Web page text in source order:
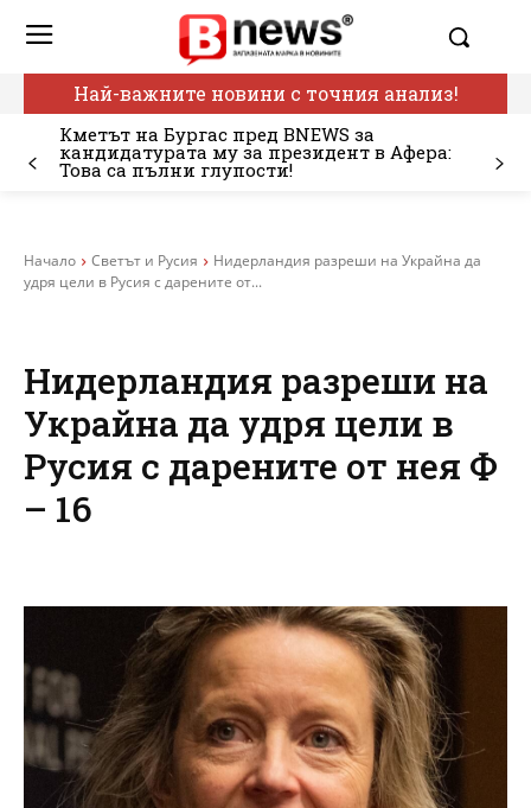
Най-важните новини с точния анализ!
Кметът на Бургас пред BNEWS за
кандидатурата му за президент в Афера:
Това са пълни глупости!
Начало Светът и Русия
Нидерландия разреши на Украйна да
удря цели в Русия с дарените от...
Нидерландия разреши на
Украйна да удря цели в
Русия с дарените от нея Ф
– 16